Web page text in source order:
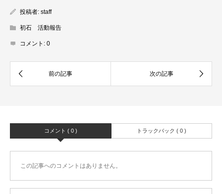
投稿者: staff
初石 活動報告
コメント: 0
コメント ( 0 ) トラックバック ( 0 )
この記事へのコメントはありません。